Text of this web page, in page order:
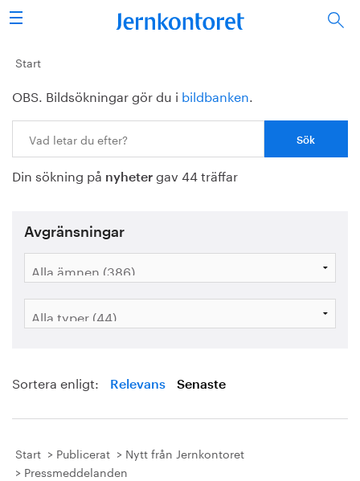
Sök
Stålindustrin
Vision 2050
Forskning/utbildning
Energi/miljö
Vi tycker
Bildbank
Start
OBS. Bildsökningar gör du i bildbanken.
Din sökning på nyheter gav 44 träffar
Avgränsningar
Sortera enligt: Relevans Senaste
Start Publicerat
Nytt från Jernkontoret
Pressmeddelanden